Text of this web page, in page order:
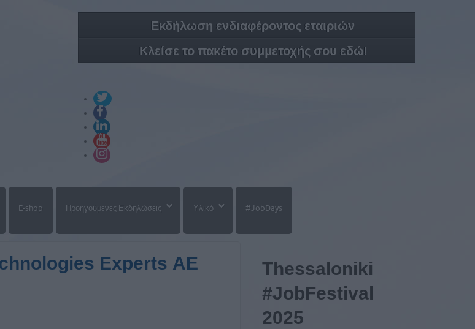
Εκδήλωση ενδιαφέροντος εταιριών
Κλείσε το πακέτο συμμετοχής σου εδώ!
E-shop Προηγούμενες Εκδηλώσεις Υλικό #JobDays
Experts ΑΕ
Thessaloniki
#JobFestival
2025